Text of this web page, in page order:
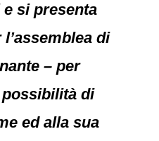
si presenta
di
– per
di
ed alla sua